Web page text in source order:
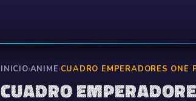
INICIO›ANIME›CUADRO EMPERADORES ONE
CUADRO